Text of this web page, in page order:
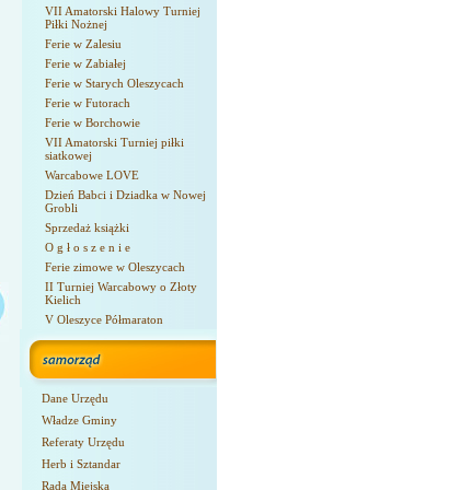
VII Amatorski Halowy Turniej
Piłki Nożnej
Ferie w Zalesiu
Ferie w Zabiałej
Ferie w Starych Oleszycach
Ferie w Futorach
Ferie w Borchowie
VII Amatorski Turniej piłki
siatkowej
Warcabowe LOVE
Dzień Babci i Dziadka w Nowej
Grobli
Sprzedaż książki
O g ł o s z e n i e
Ferie zimowe w Oleszycach
II Turniej Warcabowy o Złoty
Kielich
V Oleszyce Półmaraton
Dane Urzędu
Władze Gminy
Referaty Urzędu
Herb i Sztandar
Rada Miejska